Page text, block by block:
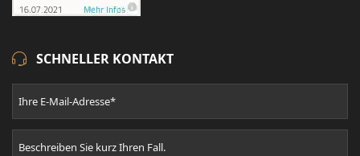
SCHNELLER KONTAKT